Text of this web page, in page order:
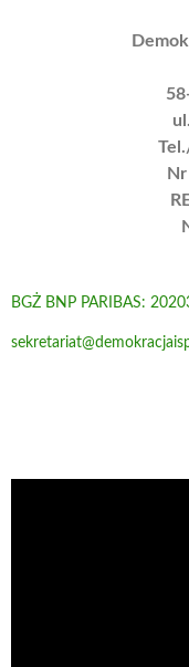
BGŻ BNP PARIBAS: